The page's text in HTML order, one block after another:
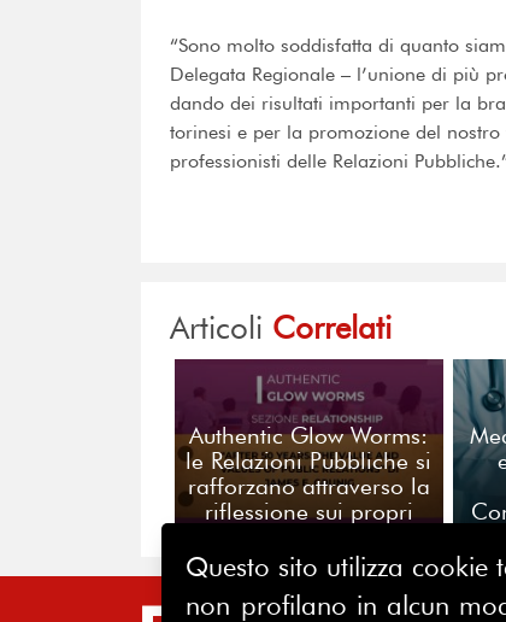
“Sono molto soddisfatta di quanto
Delegata Regionale – l’unione di più
dando dei risultati importanti per la
torinesi e per la promozione del
professionisti delle Relazioni
Articoli Correlati
Authentic Glow Worms:
le Relazioni Pubbliche si
rafforzano attraverso la
riflessione sui propri
Questo sito utilizza cookie
non profilano in alcun